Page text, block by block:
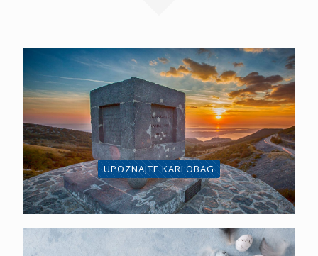
UPOZNAJTE KARLOBAG